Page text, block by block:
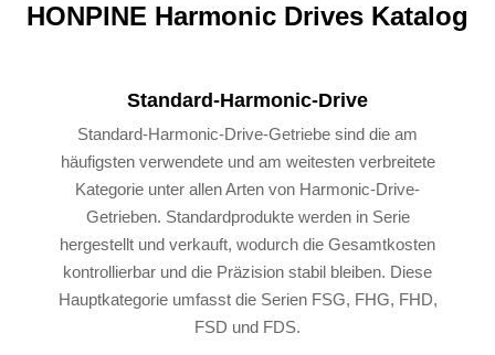
HONPINE Harmonic Drives Katalog
Standard-Harmonic-Drive
Standard-Harmonic-Drive-Getriebe sind die am
häufigsten verwendete und am weitesten verbreitete
Kategorie unter allen Arten von Harmonic-Drive-
Getrieben. Standardprodukte werden in Serie
hergestellt und verkauft, wodurch die Gesamtkosten
kontrollierbar und die Präzision stabil bleiben. Diese
Hauptkategorie umfasst die Serien FSG, FHG, FHD,
FSD und FDS.